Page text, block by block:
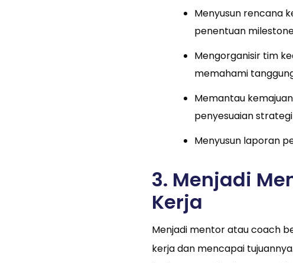
Menyusun rencana
penentuan
Mengorganisir tim
memahami
Memantau
penyesuaian strategi
Menyusun laporan
3. Menjadi
Kerja
Menjadi mentor atau coach
kerja dan mencapai